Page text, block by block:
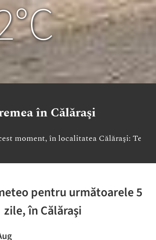
în Călăraşi
Călăraşi: Temperatură 32.49°C ●
pentru următoarele 5
zile, în Călăraşi